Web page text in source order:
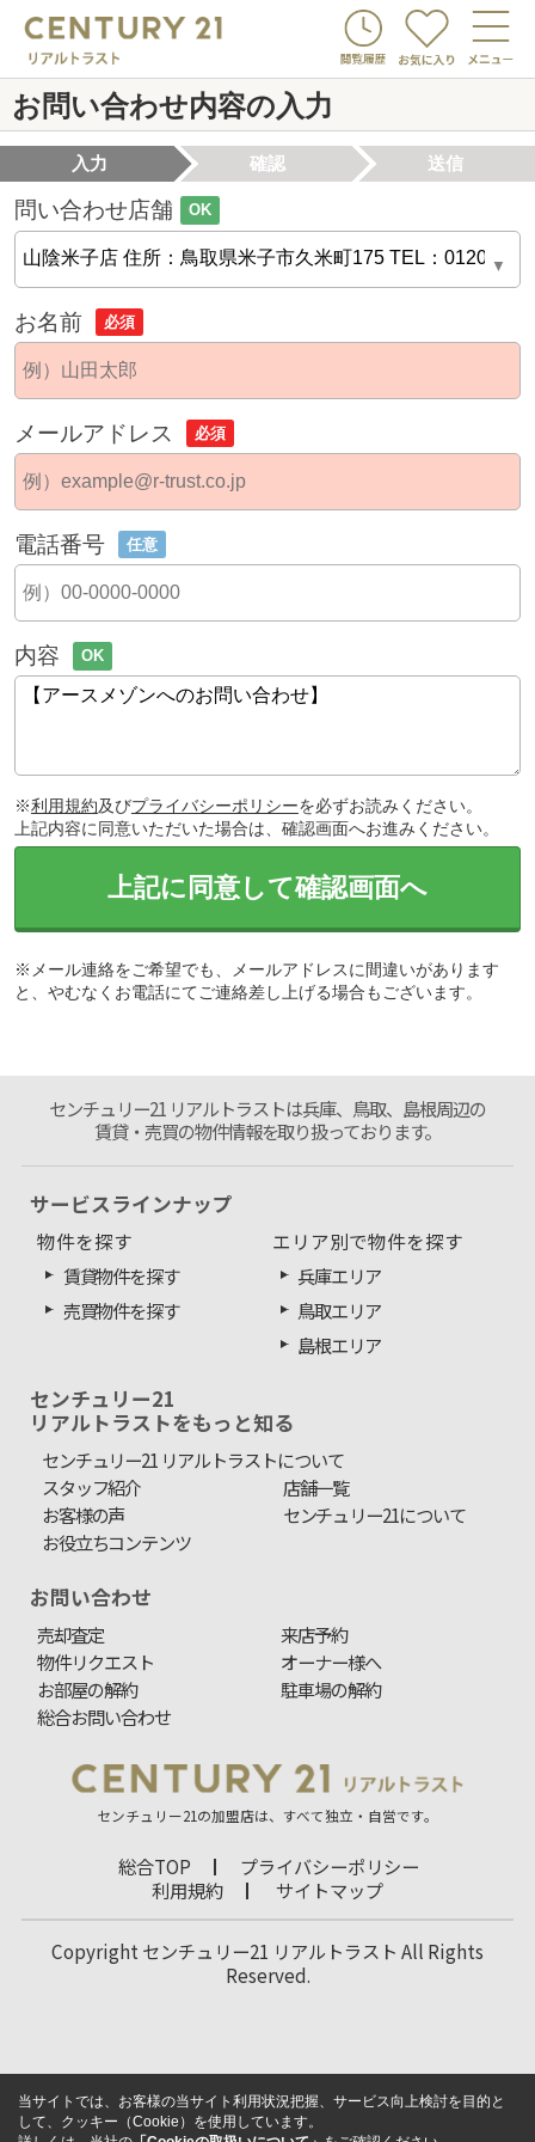
お問い合わせ内容の入力
入力 確認 送信
問い合わせ店舗 OK
お名前 必須
メールアドレス 必須
電話番号 任意
内容 OK
※利用規約及びプライバシーポリシーを必ずお読みください。
上記内容に同意いただいた場合は、確認画面へお進みください。
上記に同意して確認画面へ
※メール連絡をご希望でも、メールアドレスに間違いがあります
と、やむなくお電話にてご連絡差し上げる場合もございます。
センチュリー21 リアルトラストは兵庫、鳥取、島根周辺の
賃貸・売買の物件情報を取り扱っております。
サービスラインナップ
物件を探す
賃貸物件を探す
売買物件を探す
エリア別で物件を探す
兵庫エリア
鳥取エリア
島根エリア
センチュリー21
リアルトラストをもっと知る
センチュリー21 リアルトラストについて
スタッフ紹介
店舗一覧
お客様の声
センチュリー21について
お役立ちコンテンツ
お問い合わせ
売却査定
来店予約
物件リクエスト
オーナー様へ
お部屋の解約
駐車場の解約
総合お問い合わせ
センチュリー21の加盟店は、すべて独立・自営です。
総合TOP
プライバシーポリシー
利用規約
サイトマップ
Copyright センチュリー21 リアルトラスト All Rights
Reserved.
当サイトでは、お客様の当サイト利用状況把握、サービス向上検討を目的と
して、クッキー（Cookie）を使用しています。